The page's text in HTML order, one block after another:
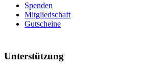
Spenden
Mitgliedschaft
Gutscheine
Unterstützung